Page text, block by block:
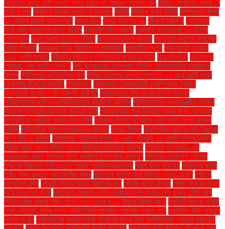
বিলম্বিত করার চেষ্টা জনগণ সহ্য করবে না: নজরুল ইসলাম খান নির্বাচন বিলম্বিত করার যে
চেষ্টা চলছে নির্বাচনে বিলম্ব মানবে না বিএনপি নির্বাহী নিষিদ্ধ করল ইসিবি নিষ্পত্তির জন্য
২০ হাজার মামলা অপেক্ষমাণ নিহত ৫৯" নিহত অন্তত ৩৬ নীলা ইসরাফিল নেইমারের
সঙ্গে আল হিলালের চুক্তি বাতিল ন্যাশনাল জিওগ্রাফি পঞ্চগড়ে তাপমাত্রা ১০ ডিগ্রি
সেলসিয়াস পড়াশোনায় অমনোযোগিতা পড়াশোনার চাপ বাড়ছে পদত্যাগ করলেন উপদেষ্টা
নাহিদ ইসলাম পদবঞ্চনা নিয়ে বিক্ষোভ ও মারামারি" পরবর্তীতে মৃত্যু পরিশোধিত হয়েছে
২৪২ কোটি ডলার" পরীমণির বিরুদ্ধে গ্রেফতারি পরোয়ানা জারি পরে উদ্ধার" পর্তুগালের
পরাজয়; শেষ আটে স্পেন"" পর্দা উন্মোচনের অপেক্ষায় টোকিও আন্তর্জাতিক চলচ্চিত্র
উৎসব পর্যটকদের কাটল নির্ঘুম রাত পশ্চিম ইরাকের আনবার প্রদেশে ১৭ বছর বয়সী হুদার
(ছদ্মনাম) জীবনের কাহিনি পাকিস্তান পাকিস্তান বিমানবাহিনী চ্যাম্পিয়নস ট্রফির
উদ্বোধনী অনুষ্ঠানে কী প্রদর্শন করবে? পাকিস্তানে ট্রেনের সব জিম্মি উদ্ধার
পাকিস্তানের দক্ষিণ ওয়াজিরিস্তানে কারফিউ আরোপ পাকিস্তানের প্রধানমন্ত্রীর খালেদা
জিয়াকে সুস্থতার শুভেচ্ছা জানিয়ে চিঠি পাচার হওয়া অর্থ ফিরিয়ে আনার জন্য কানাডার
সহযোগিতা প্রার্থনা প্রধান উপদেষ্টার পাঠ্যবই বিতরণের আগে নোট-গাইড ছাপা বন্ধের
নির্দেশ পাঠ্যবইয়ে র‍্যাপার সেজান ও হান্নান পায়ের শিকল পারমাণবিক আলোচনায় ইরানের
পাশে চীন ও রাশিয়া পিকাসোর ‘উইমেন উইথ এ ওয়াচ’ নিলামে ১৪ কোটি ডলারে বিক্রি
পিঠের ব্যথা থেকে মুক্তি পেতে কীভাবে মোকাবিলা করবেন পিলখানা হত্যাকাণ্ডের
পুনঃতদন্ত দ্রুত সম্পন্ন হবে: স্বরাষ্ট্র উপদেষ্টার ঘোষণা" পুতিনের হানিট্র্যাপ কৌশল
পুতুলের বিরুদ্ধে চিঠি এখনও পায়নি পররাষ্ট্র মন্ত্রণালয় পুরুষ যখন বাবা হন পুরুষদের জন্য
শরীর সুস্থ রাখতে প্রয়োজনীয় খাবার পুলিশকে হামলা করে ছিনিয়ে নেয়ার চেষ্টা" পেছনে
ফেললেন রদ্রি পেনাল্টি মিসের ম্যাচে রিয়ালের জয় পেঁয়াজ ছাড়া রান্না! পোষা কুকুরের জন্য
বিয়ে ভাঙলেন কনে! প্রতারণা ঠেকাতে নতুন ভেরিফিকেশন ফিচার চালু করছে টেলিগ্রাম
প্রতি কেজি শুকনা শজন পাতা ৩৫০ থেকে ৪০০ টাকায় বিক্রি হয়। প্রতিটি ব্যাংক শাখায়
স্কুল ব্যাংকিং চালুর জন্য একটি শিক্ষাপ্রতিষ্ঠান প্রতিষ্ঠা করতে হবে প্রতিদিন ডিম খাওয়া:
ভালো না মন্দ প্রতিষ্ঠানের প্রভাব নিয়ে গবেষণার জন্য তিন অর্থনীতিবিদ নোবেল পুরস্কার